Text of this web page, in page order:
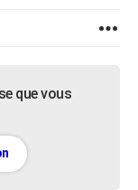
que vous